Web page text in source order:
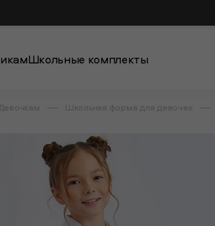
Школьные комплекты
Школьная форма для девочек